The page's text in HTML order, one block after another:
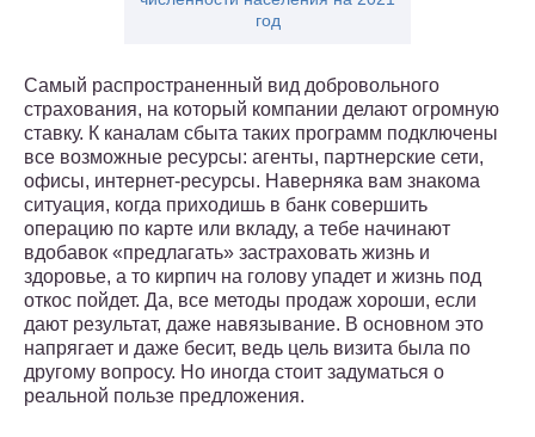
год
Самый распространенный вид добровольного
страхования, на который компании делают огромную
ставку. К каналам сбыта таких программ подключены
все возможные ресурсы: агенты, партнерские сети,
офисы, интернет-ресурсы. Наверняка вам знакома
ситуация, когда приходишь в банк совершить
операцию по карте или вкладу, а тебе начинают
вдобавок «предлагать» застраховать жизнь и
здоровье, а то кирпич на голову упадет и жизнь под
откос пойдет. Да, все методы продаж хороши, если
дают результат, даже навязывание. В основном это
напрягает и даже бесит, ведь цель визита была по
другому вопросу. Но иногда стоит задуматься о
реальной пользе предложения.